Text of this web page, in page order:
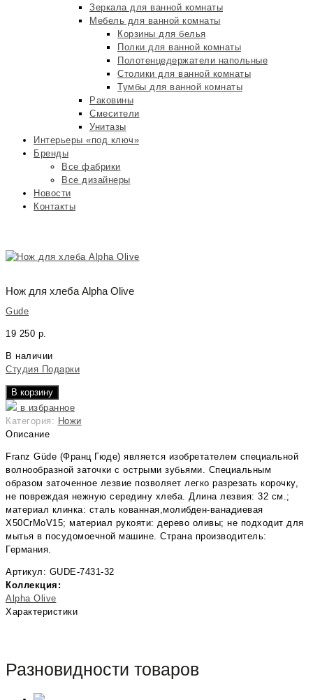
Зеркала для ванной комнаты
Мебель для ванной комнаты
Корзины для белья
Полки для ванной комнаты
Полотенцедержатели напольные
Столики для ванной комнаты
Тумбы для ванной комнаты
Раковины
Смесители
Унитазы
Интерьеры «под ключ»
Бренды
Все фабрики
Все дизайнеры
Новости
Контакты
Нож для хлеба Alpha Оlive
Gude
19 250 р.
В наличии
Студия Подарки
В корзину
в избранное
Категория: Ножи
Описание
Franz Güde (Франц Гюде) является изобретателем специальной
волнообразной заточки с острыми зубьями. Специальным
образом заточенное лезвие позволяет легко разрезать корочку,
не повреждая нежную середину хлеба. Длина лезвия: 32 см.;
материал клинка: сталь кованная,молибден-ванадиевая
Х50СrMoV15; материал рукояти: дерево оливы; не подходит для
мытья в посудомоечной машине. Страна производитель:
Германия.
Артикул: GUDE-7431-32
Коллекция:
Alpha Оlive
Характеристики
Разновидности товаров